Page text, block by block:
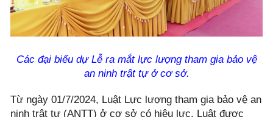
Các đại biểu dự Lễ ra mắt lực lượng tham gia bảo vệ
an ninh trật tự ở cơ sở.
Từ ngày 01/7/2024, Luật Lực lượng tham gia bảo vệ an
ninh trật tự (ANTT) ở cơ sở có hiệu lực. Luật được